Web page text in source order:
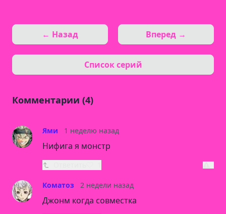
← Назад
Список серий
Вперед →
Комментарии (4)
Ями 1 неделю назад
Нифига я монстр
Коматоз 2 недели назад
Джонм когда совместка